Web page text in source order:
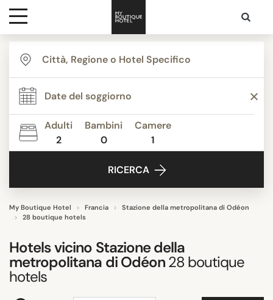
Destinazioni
Ispirazione
Contatti
Adulti
2
Bambini
0
Camere
1
RICERCA
My Boutique Hotel Francia
Stazione della metropolitana di Odéon
28 boutique hotels
Hotels vicino Stazione della
metropolitana di Odéon28 boutique
hotels
THEMI
STILE STRUTTURA
STELLE
PUNTEGGIO MEDIO